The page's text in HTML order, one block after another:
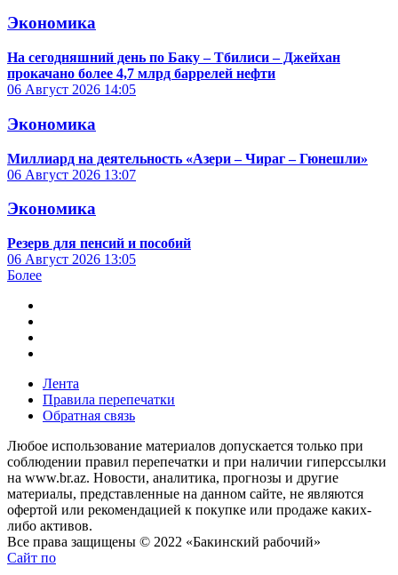
Экономика
На сегодняшний день по Баку – Тбилиси – Джейхан
прокачано более 4,7 млрд баррелей нефти
06 Август 2026 14:05
Экономика
Миллиард на деятельность «Азери – Чираг – Гюнешли»
06 Август 2026 13:07
Экономика
Резерв для пенсий и пособий
06 Август 2026 13:05
Более
Лента
Правила перепечатки
Обратная связь
Любое использование материалов допускается только при
соблюдении правил перепечатки и при наличии гиперссылки
на www.br.az. Новости, аналитика, прогнозы и другие
материалы, представленные на данном сайте, не являются
офертой или рекомендацией к покупке или продаже каких-
либо активов.
Все права защищены © 2022 «Бакинский рабочий»
Сайт по